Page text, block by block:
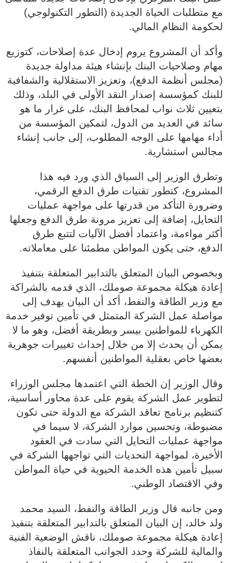
مع متطلبات الحياة الجديدة (التطور التكنولوجي)
لحكومة النظام المالي.
وأكد أن المشروع يروم إدخال عدة إصلاحات، كتوزيع
مهام وصلاحيات البنك بإنشاء هيئة مداولة جديدة
(مجلس أنظمة الدفع)، وتعزيز الاستقلالية والشفافية
للبنك كمؤسسة إصدار النقد الأولى في البلد، وذلك
بتعيين ثلاث نواب لمحافظ البنك، على غرار ما هو
سائد في العديد من الدول، لتمكين المؤسسة من
أداء مهامها على الوجه المطلوب، إلى جانب إنشاء
مجالس استشارية.
وتطرق الوزير إلى السياق الذي ورد فيه هذا
المشروع، كتطور تقنيات طرق الدفع الرقمي،
وضرورة التأكد من قدرتها على مواجهة عمليات
التحايل، إضافة إلى تعزيز مرونة طرق الدفع وجعلها
أكثر مواءمة، واعتماد أفضل الآليات لتتبع طرق
الدفع، حتى يكون المواطن مطمئنا على معاملاته.
وبخصوص البيان المتعلق بالتدابير المتعلقة بتنفيذ
إعادة هيكلة مجموعة صوملك، الذي قدمه بالشراكة
مع وزير الطاقة والنفط، أكد أن البيان يهدف إلى
مواصلة عمل الشركة المتمثل في تأمين توفير خدمة
الكهرباء للمواطنين بيسر وبطريقة أفضل، وهو ما لا
يمكن أن يحدث إلا من خلال إحداث تغييرات جوهرية
بعضها خاص بعقلية المواطنين أنفسهم.
وقال الوزير إن الخطة التي اعتمدها مجلس الوزراء
لتطوير عمل الشركة يقوم على عدة محاور أساسية،
كتنظيم برنامج تعاقد الشركة مع الدولة حتى تكون
مضبوطة، وتحسين موارد الشركة، لا سيما في
مواجهة عمليات التحايل التي سادت في العقود
الأخيرة، لمواجهة التحديات التي تواجهها الشركة في
سبيل تأمين هذه الخدمة الحيوية في حياة المواطن
وفي الاقتصاد الوطني.
ومن جانبه قال وزير الطاقة والنفط، السيد محمد
ولد خالد، إن البيان المتعلق بالتدابير المتعلقة بتنفيذ
إعادة هيكلة مجموعة صوملك، ناقش الوضعية الفنية
والمالية للشركة وحدد الجوانب المتعلقة بالنفاذ